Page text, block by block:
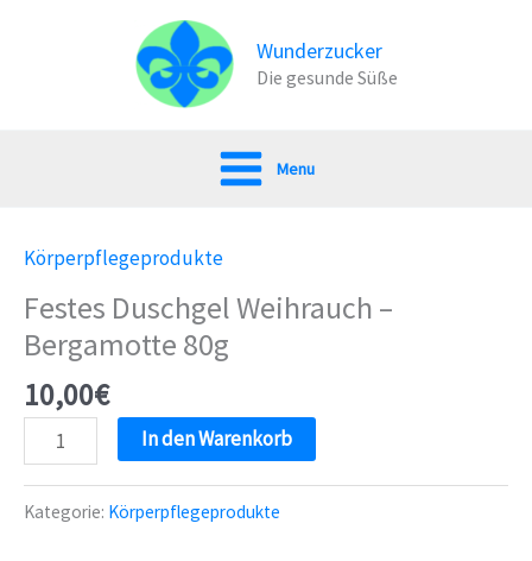
Wunderzucker
Die gesunde Süße
Menu
Körperpflegeprodukte
Festes Duschgel Weihrauch –
Bergamotte 80g
10,00€
Festes
Duschgel
Weihrauch
In den Warenkorb
Kategorie: Körperpflegeprodukte